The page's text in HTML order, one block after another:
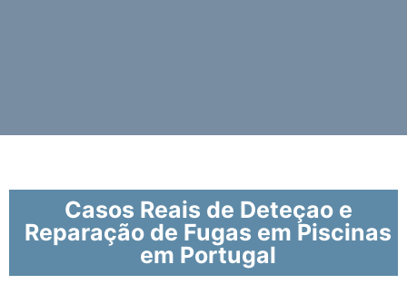
Casos Reais de Deteçao e
Reparação de Fugas em Piscinas
em Portugal